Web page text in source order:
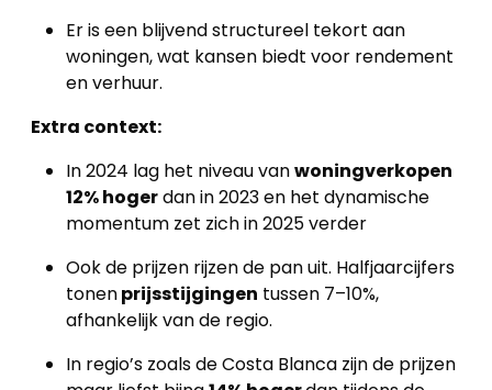
Contacteer
Cookies
Er is een blijvend structureel tekort aan
woningen, wat kansen biedt voor rendement
en verhuur.
Extra context:
In 2024 lag het niveau vanwoningverkopen
12% hogerdan in 2023 en het dynamische
momentum zet zich in 2025 verder
Ook de prijzen rijzen de pan uit. Halfjaarcijfers
tonenprijsstijgingen tussen 7–10%,
afhankelijk van de regio.
In regio’s zoals de Costa Blanca zijn de prijzen